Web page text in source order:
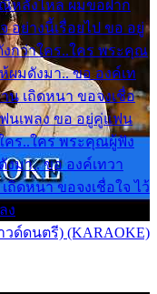
หลั่งไหล ผมขอฝาก
อย่างนี้เรื่อยไป ขอ อยู่
งกว่าใคร..ใคร พระคุณ
ผมดังมา.. ขอ องค์เท
เถิดหนา ขอจงเชื่อ
นเพลง ขอ อยู่คู่แฟน
คร..ใคร พระคุณผู้ฟัง
มา.. ขอ องค์เทวา
ดหนา ขอจงเชื่อใจ ไว้
ง
วด์ดนตรี) (KARAOKE)